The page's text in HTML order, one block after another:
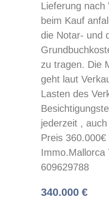
Lieferung nach
beim Kauf
die Notar- und
zu tragen. Die
geht laut
Lasten des
jederzeit ,
Preis 360.000€
Immo.Mallorca
609629788
340.000 €